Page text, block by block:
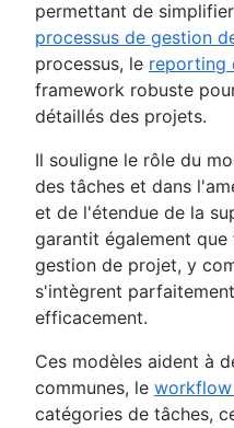
permettant de
processus de gestion
processus, le reporting
framework robuste
détaillés des projets.
Il souligne le rôle du
des tâches et dans
et de l'étendue de la
garantit également
gestion de projet, y
s'intègrent
efficacement.
Ces modèles aident à
communes, le
catégories de tâches,